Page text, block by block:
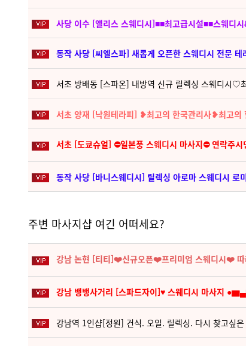
사당 이수 [앨리스 스웨디시]■■최고급시설■■스웨디
서초 방배동 [스파온] 내방역 신규 릴렉싱 스웨디시♡
서초 양재 [낙원테라피] ❥최고의 한국관리사❥최고의
서초 [도쿄슈얼] ⛔일본풍 스웨디시 마사지⛔ 연락주
동작 사당 [바니스웨디시] 릴렉싱 아로마 스웨디시
주변 마사지샵 여긴 어떠세요?
강남 논현 [티티]❤️‍신규오픈❤️‍프리미엄 스웨디시❤️‍
강남 뱅뱅사거리 [스파드자이]♥ 스웨디시 마사지
강남역 1인샵[정원] 건식. 오일. 릴렉싱. 다시 찾고싶